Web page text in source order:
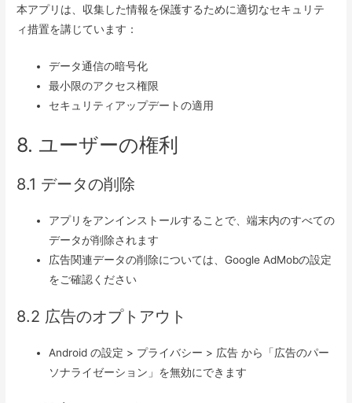
本アプリは、収集した情報を保護するために適切なセキュリテ
ィ措置を講じています：
データ通信の暗号化
最小限のアクセス権限
セキュリティアップデートの適用
8. ユーザーの権利
8.1 データの削除
アプリをアンインストールすることで、端末内のすべての
データが削除されます
広告関連データの削除については、Google AdMobの設定
をご確認ください
8.2 広告のオプトアウト
Android の設定 > プライバシー > 広告 から「広告のパー
ソナライゼーション」を無効にできます